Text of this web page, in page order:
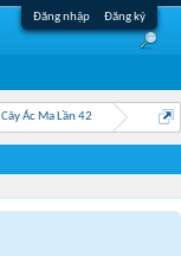
Đăng nhập Đăng ký
Cây Ác Ma Lần 42